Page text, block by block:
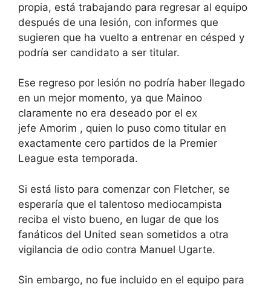
propia, está trabajando para regresar al equipo
después de una lesión, con informes que
sugieren que ha vuelto a entrenar en césped y
podría ser candidato a ser titular.
Ese regreso por lesión no podría haber llegado
en un mejor momento, ya que Mainoo
claramente no era deseado por el ex
jefe Amorim , quien lo puso como titular en
exactamente cero partidos de la Premier
League esta temporada.
Si está listo para comenzar con Fletcher, se
esperaría que el talentoso mediocampista
reciba el visto bueno, en lugar de que los
fanáticos del United sean sometidos a otra
vigilancia de odio contra Manuel Ugarte.
Sin embargo, no fue incluido en el equipo para